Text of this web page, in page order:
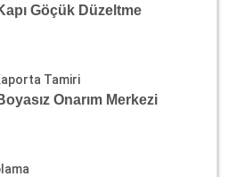
Göçük Düzeltme
Tamiri
Onarım Merkezi